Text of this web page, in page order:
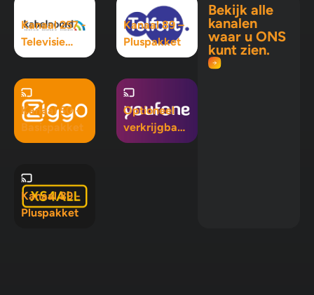
Kanaal 257 -
Televisie
Maximaal
Kanaal 89 –
Pluspakket
Kanaal 50 -
Basispakket
Optioneel
verkrijgbaar
in Mix 5, Mix
Kanaal 89 -
Pluspakket
Bekijk alle
kanalen
waar u ONS
kunt zien.